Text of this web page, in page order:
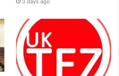
3 days ago